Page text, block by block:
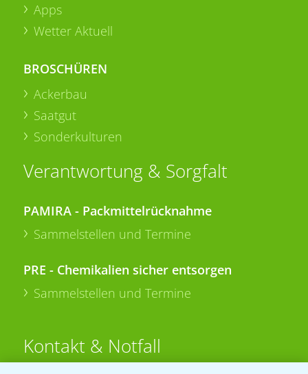
Apps
Wetter Aktuell
BROSCHÜREN
Ackerbau
Saatgut
Sonderkulturen
Verantwortung & Sorgfalt
PAMIRA - Packmittelrücknahme
Sammelstellen und Termine
PRE - Chemikalien sicher entsorgen
Sammelstellen und Termine
Kontakt & Notfall